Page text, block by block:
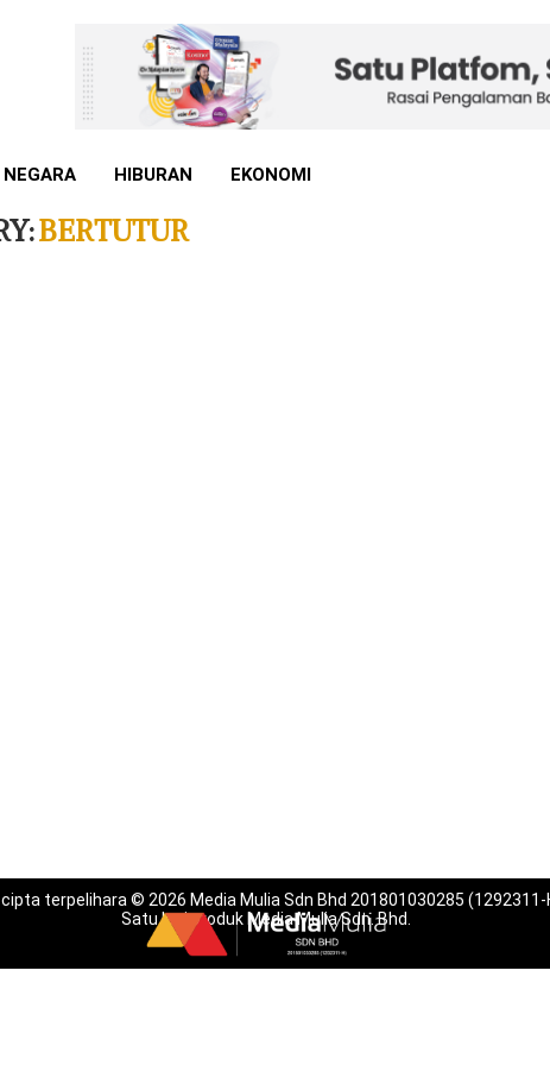
HIBURAN EKONOMI
BERTUTUR
cipta terpelihara © 2026 Media Mulia Sdn Bhd 201801030285 (1292311-
Satu lagi produk Media Mulia Sdn. Bhd.